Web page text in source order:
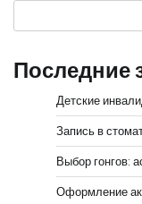
Последние
Детские
Запись в
Выбор гонгов:
Оформление